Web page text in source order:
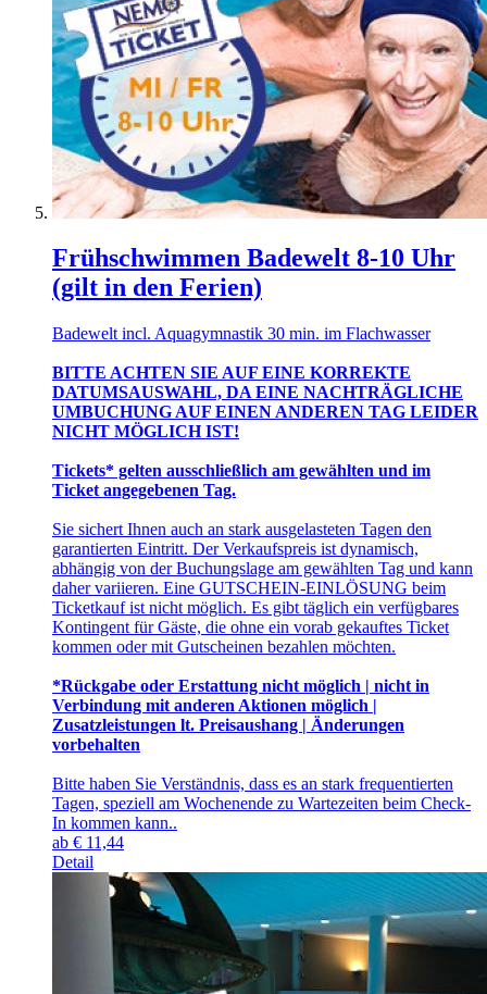
Frühschwimmen Badewelt 8-10 Uhr
(gilt in den Ferien)
Badewelt incl. Aquagymnastik 30 min. im Flachwasser
BITTE ACHTEN SIE AUF EINE KORREKTE
DATUMSAUSWAHL, DA EINE NACHTRÄGLICHE
UMBUCHUNG AUF EINEN ANDEREN TAG LEIDER
NICHT MÖGLICH IST!
Tickets* gelten ausschließlich am gewählten und im
Ticket angegebenen Tag.
Sie sichert Ihnen auch an stark ausgelasteten Tagen den
garantierten Eintritt. Der Verkaufspreis ist dynamisch,
abhängig von der Buchungslage am gewählten Tag und kann
daher variieren. Eine GUTSCHEIN-EINLÖSUNG beim
Ticketkauf ist nicht möglich. Es gibt täglich ein verfügbares
Kontingent für Gäste, die ohne ein vorab gekauftes Ticket
kommen oder mit Gutscheinen bezahlen möchten.
*Rückgabe oder Erstattung nicht möglich | nicht in
Verbindung mit anderen Aktionen möglich |
Zusatzleistungen lt. Preisaushang | Änderungen
vorbehalten
Bitte haben Sie Verständnis, dass es an stark frequentierten
Tagen, speziell am Wochenende zu Wartezeiten beim Check-
In kommen kann..
ab € 11,44
Detail